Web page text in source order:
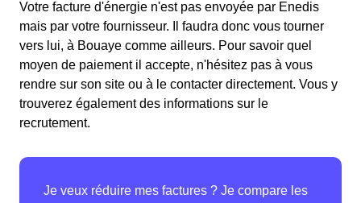
Votre facture d'énergie n'est pas envoyée par Enedis
mais par votre fournisseur. Il faudra donc vous tourner
vers lui, à Bouaye comme ailleurs. Pour savoir quel
moyen de paiement il accepte, n'hésitez pas à vous
rendre sur son site ou à le contacter directement. Vous y
trouverez également des informations sur le
recrutement.